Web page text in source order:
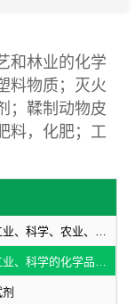
和林业的化学
料物质；灭火
；鞣制动物皮
料，化肥；工
用于工业、科学、农业、园艺、林业的工业化工原料
用于工业、科学的化学品、化学制剂，不属于其他类别的产品用的化学制品